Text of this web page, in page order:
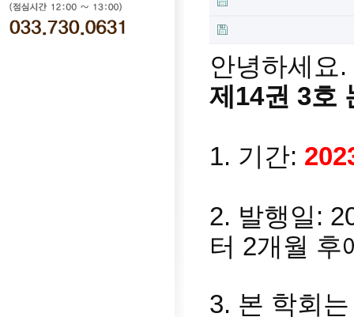
안녕하세요
제14권 3호
1. 기간:
2. 발행일:
터 2개월 후
3. 본 학회